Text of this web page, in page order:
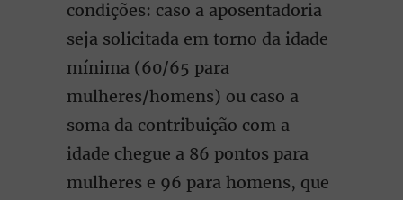
condições: caso a aposentadoria
seja solicitada em torno da idade
mínima (60/65 para
mulheres/homens) ou caso a
soma da contribuição com a
idade chegue a 86 pontos para
mulheres e 96 para homens, que